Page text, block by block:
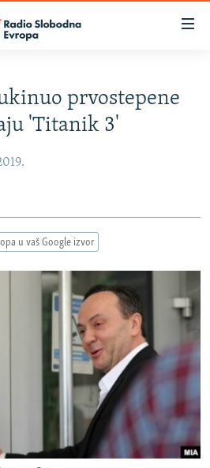
prvostepene
'Titanik 3'
u vaš Google izvor